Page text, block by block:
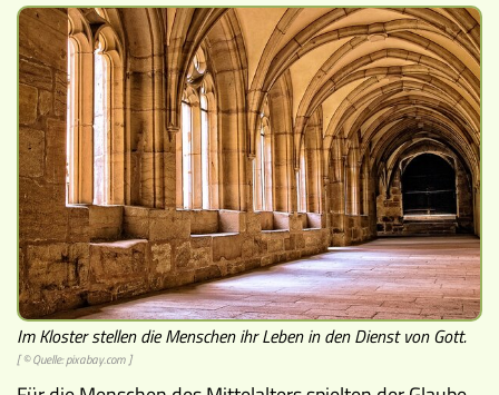
Karte
Quiz
Memospiel
Videos
Mach mit!
Buchtipps
Im Kloster stellen die Menschen ihr Leben in den Dienst von Gott.
[ © Quelle: pixabay.com ]